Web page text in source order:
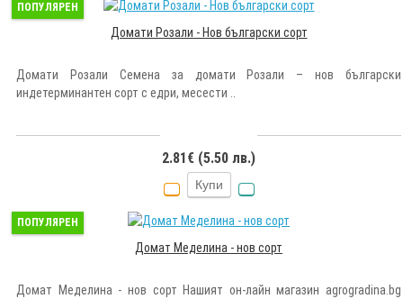
ПОПУЛЯРЕН
Домати Розали - Нов български сорт
Домати Розали Семена за домати Розали – нов български
индетерминантен сорт с едри, месести ..
2.81€ (5.50 лв.)
Купи
ПОПУЛЯРЕН
Домат Меделина - нов сорт
Домат Меделина - нов сорт Нашият он-лайн магазин agrogradina.bg